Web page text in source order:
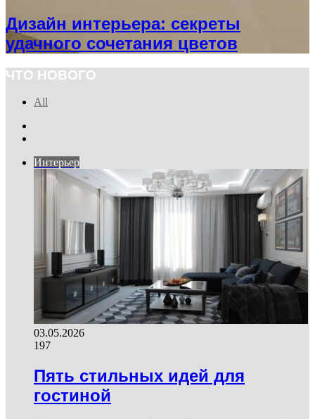
Дизайн интерьера: секреты
удачного сочетания цветов
ЧТО НОВОГО
All
Интерьер
03.05.2026
197
Пять стильных идей для
гостиной